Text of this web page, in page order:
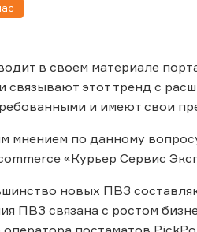
в своем материале
связывают этот тренд с
и имеют свои
мнением по данному
«Курьер Сервис
новых ПВЗ
ПВЗ связана с ростом